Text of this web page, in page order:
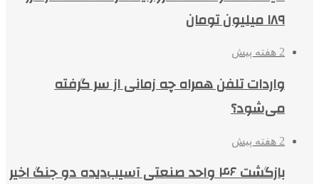
۱۸۹ میلیون تومان
2 هفته پیش
واردات تلفن همراه چه زمانی از سر گرفته
می‌شود؟
2 هفته پیش
بازگشت ۴۶ واحد صنعتی آسیب‌دیده دو جنگ اخیر